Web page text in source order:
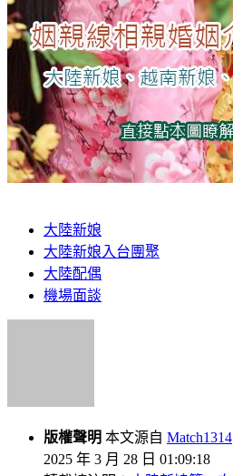
大陸新娘
大陸新娘入台團聚
大陸配偶
機場面談
版權聲明 本文源自 Match1314
2025 年 3 月 28 日 01:09:18